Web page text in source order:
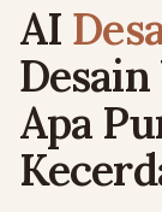
Atur ulang
Ruangan yang
Coba furnitur
Lihat sofa, kursi,
AI
Apa